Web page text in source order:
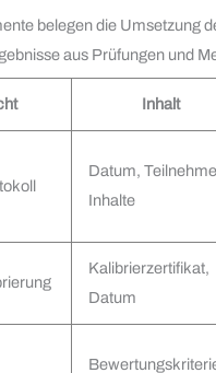
belegen die Umsetzung
aus Prüfungen und
Inhalt
Datum,
Inhalte
Kalibrierzertifikat,
Datum